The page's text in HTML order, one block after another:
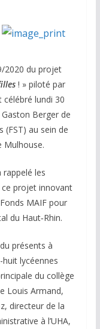
2020 du projet
! » piloté par
lundi 30
Berger de
(FST) au sein de
Mulhouse.
les
ce projet innovant
MAIF pour
du Haut‑Rhin.
présents à
huit lycéennes
du collège
Louis Armand,
z, directeur de la
à l’UHA,